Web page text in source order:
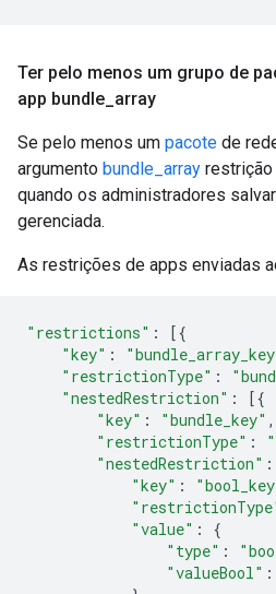
Ter pelo menos um grupo de
app bundle array
Se pelo menos um pacote de
argumento bundle_array
quando os administradores
gerenciada.
As restrições de apps enviadas
"restrictions" :
[{
"key" :
"restrictionType" :
"nestedRestriction" :
[{
"key" : "bundle_key" ,
"restrictionType" :
"nestedRestriction" :
"key" :
"value" :
{
"type" :
"valueBool" :